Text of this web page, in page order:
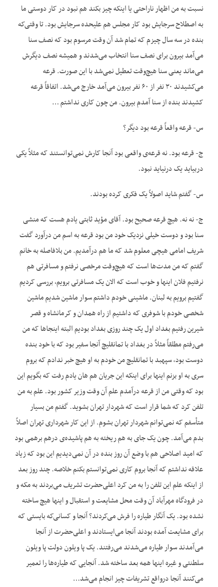
نسبت به من اظهار ناراحتی یا اینکه چیز بکند هم نبود در کار دوستی ما
به اصطلاح سرجایش بود کار مجلس هم علیحده سرجایش بود. تا وقتی‌که
بنده در سه سال چیزم که تمام شد آن وقت مرسوم بود که نصف سنا
می‌آمد بیرون برای نصف سنا انتخاب می‌شدند و همیشه نصف دیگرش
می‌ماند یعنی سنا هیچ‌وقت تعطیل نمی‌شد با این صورت. قرعه
می‌کشیدند ۳۰ نفر از ۶۰ نفر بیرون می‌آمد خارج می‌شد. اتفاقاً قرعه
کشیدند بنده از سنا آمدم بیرون. من چون کاری نداشتم …
س- قرعه واقعاً قرعه بود دیگر؟
ج- قرعه بود. نه قرعه‌ی واقعی بود آنجا کارش نمی‌توانستند که مثلاً یکی
دربیاید یک درنیاید نبود.
س- گفتم شاید اصولاً یک فکری کرده بودند.
ج- نه نه. هیچ قرعه صحیح بود. آقای مؤید ثابتی یادم هست که منشی
سنا بود و دوست خیلی نزدیک خود من بود قرعه به اسم من درآورد گفت
شریف امامی هیچی معلوم شد که ما هم درآمدیم. من بلافاصله به خانم
گفتم که من مدت‌ها است که هیچ‌وقت مرخصی نرفتم و مسافرتی هم
نرفتیم فلان اینها و خوب است که الان یک مسافرتی برویم، بررسی کردیم
گفتیم برویم به لبنان. ماشینی خودم داشتم سوار ماشین شدیم ماشین
شخصی خودم با شوفری که داشتیم از راه همدان و کرمانشاه و قصر
شیرین رفتیم بغداد اول یک چند روزی بغداد بودیم البته اینجاها که من
می‌رفتم مطلقاً مثلاً در بغداد با تمانقلیچ آنجا سفیر بود که با خود بنده
دوست بود، سپهبد با تمانقلیچ من خودم به او هیچ خبر ندادم که بروم
سری به او بزنم اینها برای اینکه این جریان هم هان یادم رفت که بگویم این
بود که وقتی من از قرعه درآمدم علم آن وقت وزیر کشور بود. علم به من
تلفن کرد که شما قرار است که شهردار تهران بشوید. گفتم من بسیار
متأسفم که نمی‌توانم شهردار تهران بشوم. از این کار شهرداری تهران اصلاً
بدم می‌آمد. چون یک جای به هم ریخته به هم پاشیده‌ی درهم برهمی بود
که امید اصلاحی هم با وضع آن روز بنده در آن نمی‌دیدیم این بود که زیاد
علاقه نداشتم که آنجا بروم کاری نمی‌توانستم بکنم خلاصه. چند روز بعد
از اینکه علم این تلفن را به من کرد اعلی‌حضرت تشریف می‌بردند به مکه و
در فرودگاه مهرآباد آن وقت محل مشایعت و استقبال و اینها هیچ ساخته
نشده بود. یک آنگار طیاره را فرش می‌کردند؟ آنجا و کسانی‌که بایستی که
برای مشایعت آمده بودند آنجا می‌ایستادند و اعلی‌حضرت از آنجا
می‌آمدند سوار طیاره می‌شدند می‌رفتند. یک پا ویلون دولت پا ویلون
سلطنتی و غیره اینها همه بعد ساخته شد. آنجایی که طیاره‌ها را تعمیر
می‌کنند آنجا درواقع تشریفات چیز انجام می‌شد…